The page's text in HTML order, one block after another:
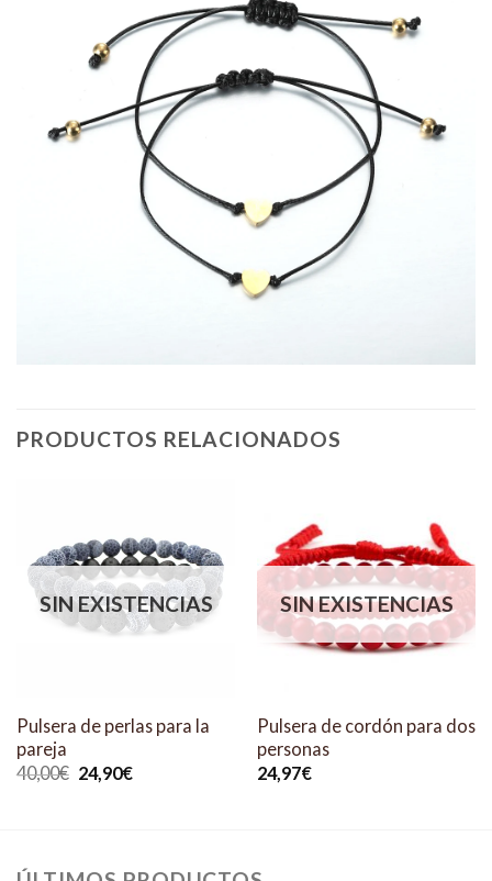
PRODUCTOS RELACIONADOS
SIN EXISTENCIAS
Pulsera de perlas para la
pareja
40,00€ El
precio
24,90€El
SIN EXISTENCIAS
Pulsera de cordón para dos
personas
24,97€